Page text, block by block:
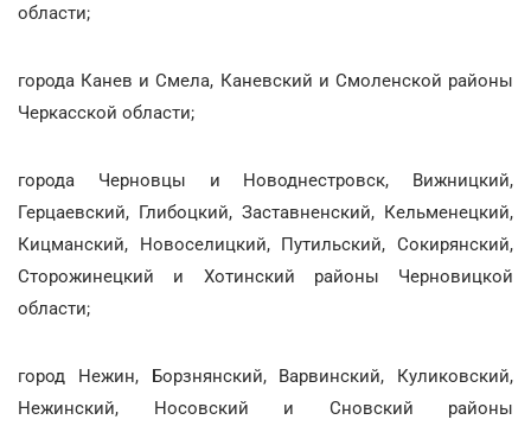
области;
города Канев и Смела, Каневский и Смоленской районы
Черкасской области;
города Черновцы и Новоднестровск, Вижницкий,
Герцаевский, Глибоцкий, Заставненский, Кельменецкий,
Кицманский, Новоселицкий, Путильский, Сокирянский,
Сторожинецкий и Хотинский районы Черновицкой
области;
город Нежин, Борзнянский, Варвинский, Куликовский,
Нежинский, Носовский и Сновский районы